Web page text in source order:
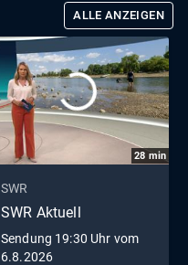
ALLE ANZEIGEN
28 min
SWR
SWR Aktuell
Sendung 19:30 Uhr vom
6.8.2026